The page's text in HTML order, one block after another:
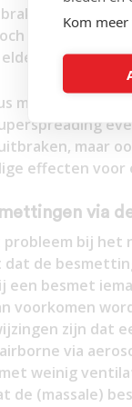
Kom
in te
nog heel
wonen en
maximaal
maar
effecten voor
via
bij het
dat de
een besmet
voorkomen
zijn dat
via
weinig
de (massale)